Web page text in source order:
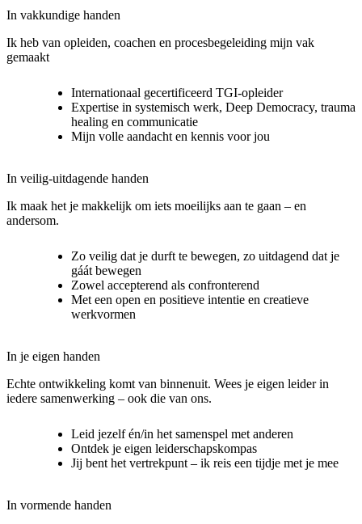
In vakkundige handen
Ik heb van opleiden, coachen en procesbegeleiding mijn vak
gemaakt
Internationaal gecertificeerd TGI-opleider
Expertise in systemisch werk, Deep Democracy, trauma
healing en communicatie
Mijn volle aandacht en kennis voor jou
In veilig-uitdagende handen
Ik maak het je makkelijk om iets moeilijks aan te gaan – en
andersom.
Zo veilig dat je durft te bewegen, zo uitdagend dat je
gáát bewegen
Zowel accepterend als confronterend
Met een open en positieve intentie en creatieve
werkvormen
In je eigen handen
Echte ontwikkeling komt van binnenuit. Wees je eigen leider in
iedere samenwerking – ook die van ons.
Leid jezelf én/in het samenspel met anderen
Ontdek je eigen leiderschapskompas
Jij bent het vertrekpunt – ik reis een tijdje met je mee
In vormende handen